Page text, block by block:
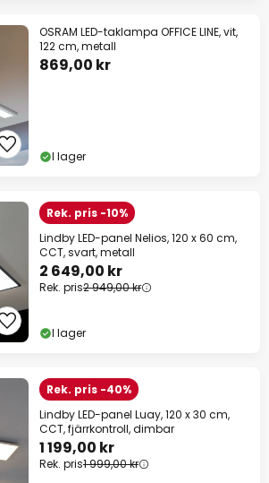
OSRAM LED-taklampa OFFICE LINE, vit,
122 cm, metall
869,00 kr
I lager
Rek. pris -10%
Lindby LED-panel Nelios, 120 x 60 cm,
CCT, svart, metall
2 649,00 kr
Rek. pris2 949,00 kr
I lager
Rek. pris -40%
Lindby LED-panel Luay, 120 x 30 cm,
CCT, fjärrkontroll, dimbar
1 199,00 kr
Rek. pris1 999,00 kr